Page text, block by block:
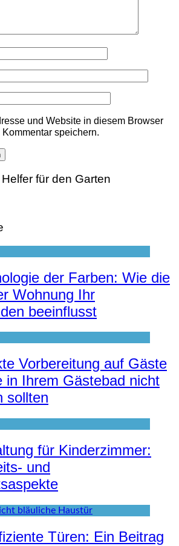
und Website in diesem Browser
speichern.
für den Garten
der Farben: Wie die
Wohnung Ihr
beeinflusst
Vorbereitung auf Gäste
in Ihrem Gästebad nicht
sollten
für Kinderzimmer:
und
Türen: Ein Beitrag